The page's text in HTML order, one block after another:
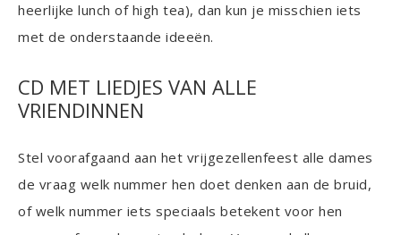
heerlijke lunch of high tea), dan kun je misschien iets
met de onderstaande ideeën.
CD MET LIEDJES VAN ALLE
VRIENDINNEN
Stel voorafgaand aan het vrijgezellenfeest alle dames
de vraag welk nummer hen doet denken aan de bruid,
of welk nummer iets speciaals betekent voor hen